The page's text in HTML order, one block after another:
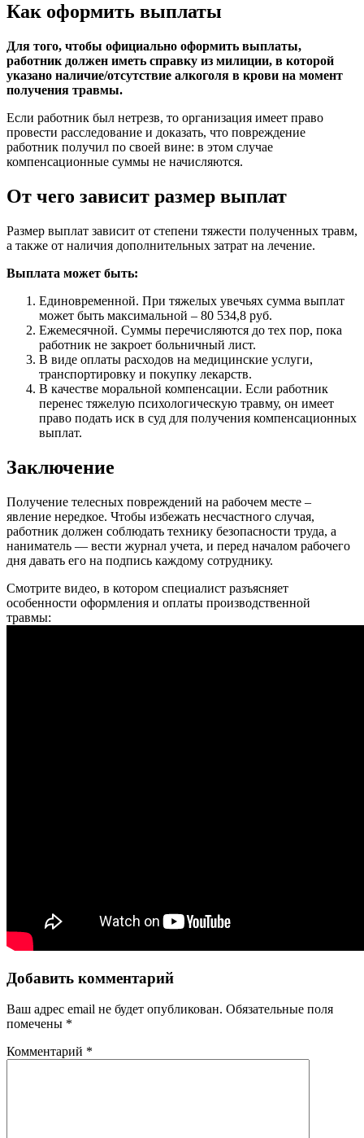
Как оформить выплаты
Для того, чтобы официально оформить выплаты,
работник должен иметь справку из милиции, в которой
указано наличие/отсутствие алкоголя в крови на момент
получения травмы.
Если работник был нетрезв, то организация имеет право
провести расследование и доказать, что повреждение
работник получил по своей вине: в этом случае
компенсационные суммы не начисляются.
От чего зависит размер выплат
Размер выплат зависит от степени тяжести полученных травм,
а также от наличия дополнительных затрат на лечение.
Выплата может быть:
Единовременной. При тяжелых увечьях сумма выплат
может быть максимальной – 80 534,8 руб.
Ежемесячной. Суммы перечисляются до тех пор, пока
работник не закроет больничный лист.
В виде оплаты расходов на медицинские услуги,
транспортировку и покупку лекарств.
В качестве моральной компенсации. Если работник
перенес тяжелую психологическую травму, он имеет
право подать иск в суд для получения компенсационных
выплат.
Заключение
Получение телесных повреждений на рабочем месте –
явление нередкое. Чтобы избежать несчастного случая,
работник должен соблюдать технику безопасности труда, а
наниматель — вести журнал учета, и перед началом рабочего
дня давать его на подпись каждому сотруднику.
Смотрите видео, в котором специалист разъясняет
особенности оформления и оплаты производственной
травмы:
Добавить комментарий
Ваш адрес email не будет опубликован. Обязательные поля
помечены *
Комментарий *